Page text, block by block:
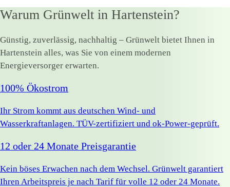
Warum Grünwelt in Hartenstein?
Günstig, zuverlässig, nachhaltig – Grünwelt bietet Ihnen in
Hartenstein alles, was Sie von einem modernen
Energieversorger erwarten.
100% Ökostrom
Ihr Strom kommt aus deutschen Wind- und
Wasserkraftanlagen. TÜV-zertifiziert und ok-Power-geprüft.
12 oder 24 Monate Preisgarantie
Kein böses Erwachen nach dem Wechsel. Grünwelt garantiert
Ihren Arbeitspreis je nach Tarif für volle 12 oder 24 Monate.